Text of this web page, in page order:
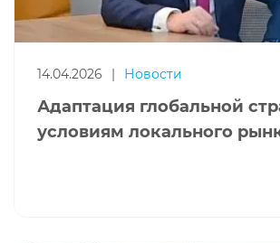
14.04.2026 | Новости
Адаптация глобальной
условиям локального